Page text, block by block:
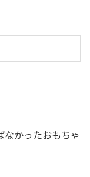
かったおもちゃ